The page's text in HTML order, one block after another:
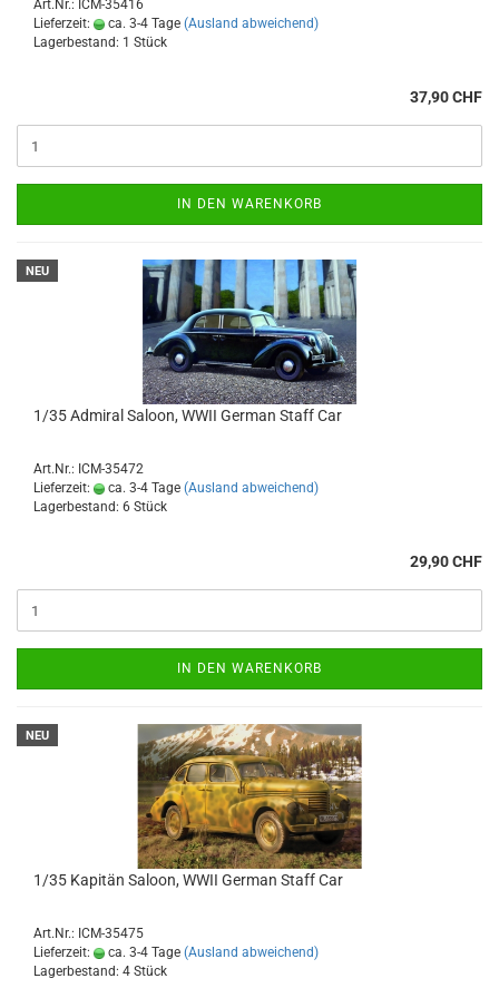
Art.Nr.: ICM-35416
Lieferzeit:
ca. 3-4 Tage (Ausland abweichend)
Lagerbestand: 1 Stück
37,90 CHF
IN DEN WARENKORB
NEU
1/35 Admiral Saloon, WWII German Staff Car
Art.Nr.: ICM-35472
Lieferzeit:
ca. 3-4 Tage (Ausland abweichend)
Lagerbestand: 6 Stück
29,90 CHF
IN DEN WARENKORB
NEU
1/35 Kapitän Saloon, WWII German Staff Car
Art.Nr.: ICM-35475
Lieferzeit:
ca. 3-4 Tage (Ausland abweichend)
Lagerbestand: 4 Stück